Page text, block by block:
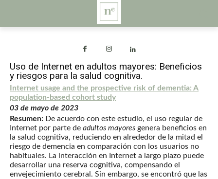
Uso de Internet en adultos mayores: Beneficios
y riesgos para la salud cognitiva.
Internet usage and the prospective risk of dementia: A
population-based cohort study
03 de mayo de 2023
Resumen: De acuerdo con este estudio, el uso regular de
Internet por parte de adultos mayores genera beneficios en
la salud cognitiva, reduciendo en alrededor de la mitad el
riesgo de demencia en comparación con los usuarios no
habituales. La interacción en Internet a largo plazo puede
desarrollar una reserva cognitiva, compensando el
envejecimiento cerebral. Sin embargo, se encontró que las